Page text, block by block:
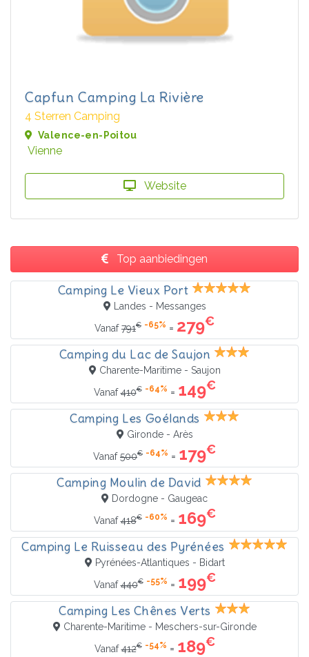
Capfun Camping La Rivière
4 Sterren Camping
Valence-en-Poitou
Vienne
Website
Top aanbiedingen
Camping Le Vieux Port
Landes - Messanges
Vanaf791€ -65% = 279€
Camping du Lac de Saujon
Charente-Maritime - Saujon
Vanaf410€ -64% = 149€
Camping Les Goélands
Gironde - Arès
Vanaf500€ -64% = 179€
Camping Moulin de David
Dordogne - Gaugeac
Vanaf418€ -60% = 169€
Camping Le Ruisseau des Pyrénées
Pyrénées-Atlantiques - Bidart
Vanaf440€ -55% = 199€
Camping Les Chênes Verts
Charente-Maritime - Meschers-sur-Gironde
Vanaf412€ -54% = 189€